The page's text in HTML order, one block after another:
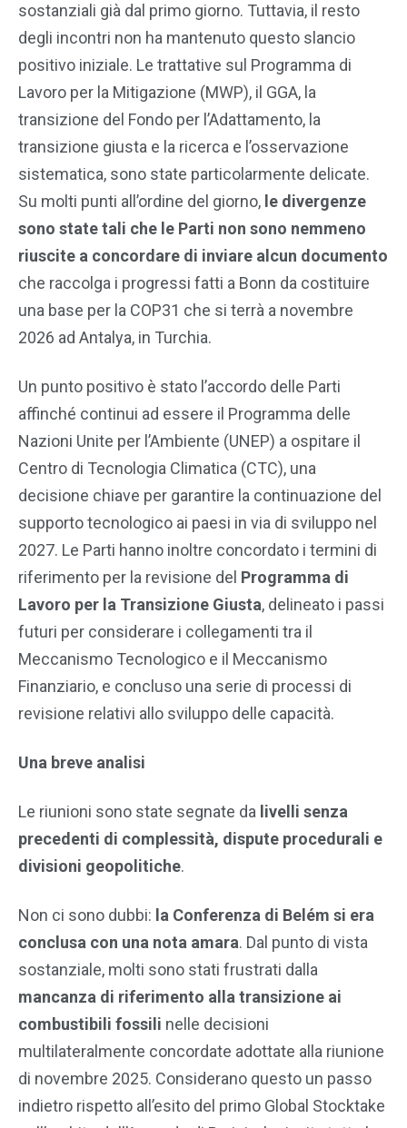
sostanziali già dal primo giorno. Tuttavia, il resto
degli incontri non ha mantenuto questo slancio
positivo iniziale. Le trattative sul Programma di
Lavoro per la Mitigazione (MWP), il GGA, la
transizione del Fondo per l’Adattamento, la
transizione giusta e la ricerca e l’osservazione
sistematica, sono state particolarmente delicate.
Su molti punti all’ordine del giorno, le divergenze
sono state tali che le Parti non sono nemmeno
riuscite a concordare di inviare alcun documento
che raccolga i progressi fatti a Bonn da costituire
una base per la COP31 che si terrà a novembre
2026 ad Antalya, in Turchia.
Un punto positivo è stato l’accordo delle Parti
affinché continui ad essere il Programma delle
Nazioni Unite per l’Ambiente (UNEP) a ospitare il
Centro di Tecnologia Climatica (CTC), una
decisione chiave per garantire la continuazione del
supporto tecnologico ai paesi in via di sviluppo nel
2027. Le Parti hanno inoltre concordato i termini di
riferimento per la revisione del Programma di
Lavoro per la Transizione Giusta, delineato i passi
futuri per considerare i collegamenti tra il
Meccanismo Tecnologico e il Meccanismo
Finanziario, e concluso una serie di processi di
revisione relativi allo sviluppo delle capacità.
Una breve analisi
Le riunioni sono state segnate da livelli senza
precedenti di complessità, dispute procedurali e
divisioni geopolitiche.
Non ci sono dubbi: la Conferenza di Belém si era
conclusa con una nota amara. Dal punto di vista
sostanziale, molti sono stati frustrati dalla
mancanza di riferimento alla transizione ai
combustibili fossili nelle decisioni
multilateralmente concordate adottate alla riunione
di novembre 2025. Considerano questo un passo
indietro rispetto all’esito del primo Global Stocktake